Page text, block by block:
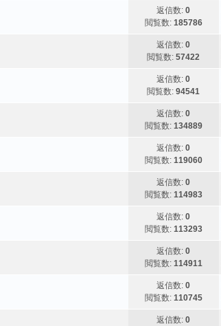
返信数:0
閲覧数: 185786
返信数:0
閲覧数:57422
返信数:0
閲覧数:94541
返信数:0
閲覧数: 134889
返信数:0
閲覧数: 119060
返信数:0
閲覧数: 114983
返信数:0
閲覧数: 113293
返信数:0
閲覧数: 114911
返信数:0
閲覧数: 110745
返信数:0